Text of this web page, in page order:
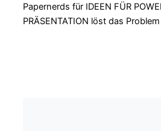
Papernerds für IDEEN FÜR
PRÄSENTATION löst das